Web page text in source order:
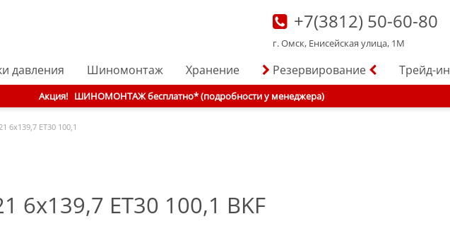
+7(3812) 50-60-80
г. Омск, Енисейская улица, 1М
давления Шиномонтаж Хранение Резервирование Трейд-ин
Акция! ШИНОМОНТАЖ бесплатно* (подробности у менеджера)
6x139,7 ET30 100,1
6x139,7 ET30 100,1 BKF